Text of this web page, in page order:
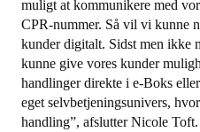
muligt at kommunikere med
CPR-nummer. Så vil vi kunne
kunder digitalt. Sidst men ikke
kunne give vores kunder
handlinger direkte i e-Boks
eget selvbetjeningsunivers,
handling”, afslutter Nicole Toft.